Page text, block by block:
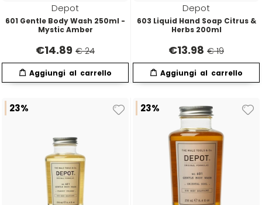
Astra
Aurore
Cosmethic
D
Davines
Depot
E
Edelstein
Eksperience
Depot
601 Gentle Body Wash 250ml -
Mystic Amber
€14.89 € 24
Depot
603 Liquid Hand Soap Citrus &
Herbs 200ml
€13.98 € 19
23% 23%